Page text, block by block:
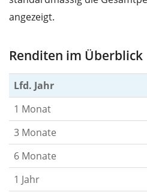
angezeigt.
Renditen im Überblick
Lfd. Jahr
1 Monat
3 Monate
6 Monate
1 Jahr